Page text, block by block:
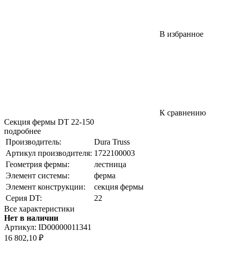
В избранное
К сравнению
Секция фермы DT 22-150
подробнее
Производитель:
Dura Truss
Артикул производителя: 1722100003
Геометрия фермы:
лестница
Элемент системы:
ферма
Элемент конструкции:
секция фермы
Серия DT:
22
Все характеристики
Нет в наличии
Артикул: ID00000011341
16 802,10 ₽